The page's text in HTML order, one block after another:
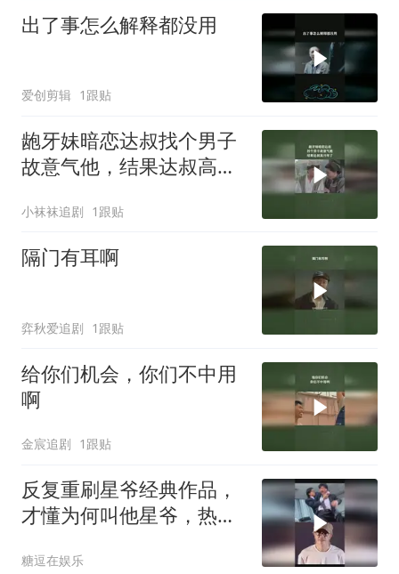
出了事怎么解释都没用
爱创剪辑 1跟贴
龅牙妹暗恋达叔找个男子
故意气他，结果达叔高兴
小袜袜追剧 1跟贴
隔门有耳啊
弈秋爱追剧 1跟贴
给你们机会，你们不中用
啊
金宸追剧 1跟贴
反复重刷星爷经典作品，
才懂为何叫他星爷，热血
糖逗在娱乐